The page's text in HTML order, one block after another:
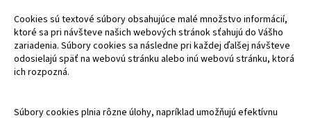
Cookies sú textové súbory obsahujúce malé množstvo informácií,
ktoré sa pri návšteve našich webových stránok sťahujú do Vášho
zariadenia. Súbory cookies sa následne pri každej ďalšej návšteve
odosielajú späť na webovú stránku alebo inú webovú stránku, ktorá
ich rozpozná.
Súbory cookies plnia rôzne úlohy, napríklad umožňujú efektívnu